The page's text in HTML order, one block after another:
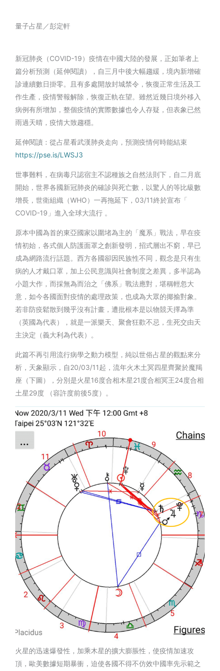
量子占星／彭定軒
新冠肺炎（COVID-19）疫情在中國大陸的發展，正如筆者上
篇分析預測（延伸閱讀），自三月中後大幅趨緩，境內新增確
診連續數日掛零。且有多處開放封城禁令，恢復正常生活及工
作生產，疫情警報解除，恢復正軌在望。雖然近幾日境外移入
病例有所增加，整個疫情的實際數據也令人存疑，但表象已然
雨過天晴，疫情大致趨穩。
延伸閱讀：從占星看武漢肺炎走向，預測疫情何時能結束
https://pse.is/LWSJ3
世事難料，在病毒只認宿主不認種族之自然法則下，自二月底
開始，世界各國新冠肺炎的確診與死亡數，以驚人的等比級數
增長，世衛組織（WHO）一再拖延下，03/11終於宣布「
COVID-19」進入全球大流行 。
原本中國為首的東亞國家以圍堵為主的「魔系」戰法，早在疫
情初始，各式個人防護面罩之創新發明，招式層出不窮，早已
成為網路流行話題。西方各國卻因民族性不同，觀念是只有生
病的人才戴口罩，加上公民意識與社會制度之差異，多半認為
小題大作，而採無為而治之「佛系」戰法應對，堪稱輕忽大
意，如今各國面對疫情的處理政策，也成為大眾的揶揄對象。
若非防疫鬆散到幾乎沒有計畫，遭批根本是以物競天擇為準
（英國為代表），就是一派樂天、聚會狂歡不忌，生死交由天
主決定（義大利為代表）。
此篇不再引用流行病學之動力模型，純以世俗占星的觀點來分
析，天象顯示，自20/03/11起，流年火木土冥四星齊聚於魔羯
座（下圖），分別是火星16度合相木星21度合相冥王24度合相
土星29度 （容許度前後5度）。
火星的迅速爆發性，加乘木星的擴大膨脹性，使疫情加速攻
頂，歐美數據短期暴衝，迫使各國不得不仿效中國率先示範之